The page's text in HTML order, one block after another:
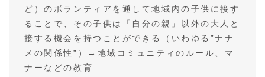
ど）のボランティアを通して地域内の子供に接す
ることで、その子供は「自分の親」以外の大人と
接する機会を持つことができる（いわゆる”ナナ
メの関係性”）→地域コミュニティのルール、マ
ナーなどの教育